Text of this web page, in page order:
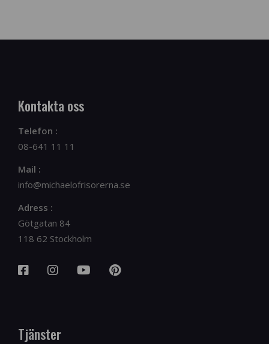
Kontakta oss
Telefon :
08-641 11 11
Mail :
info@michaelofrisorerna.se
Adress :
Götgatan 84
118 62 Stockholm
Tjänster